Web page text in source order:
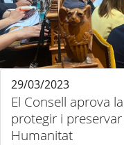
El Consell aprova
protegir i
Humanitat
29/03/2023